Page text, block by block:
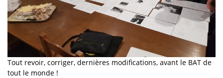
Tout revoir, corriger, dernières modifications, avant le BAT de
tout le monde !